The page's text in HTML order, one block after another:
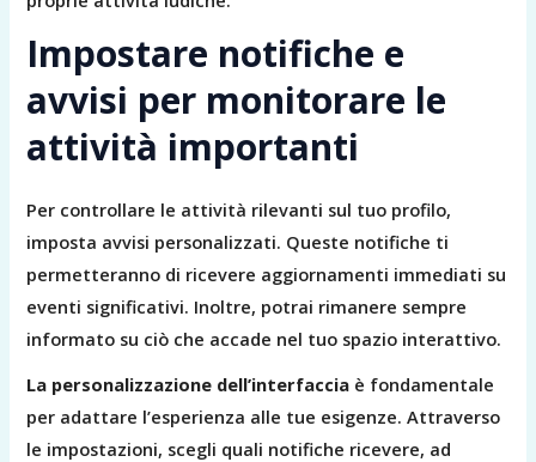
Impostare notifiche e
avvisi per monitorare le
attività importanti
Per controllare le attività rilevanti sul tuo profilo,
imposta avvisi personalizzati. Queste notifiche ti
permetteranno di ricevere aggiornamenti immediati su
eventi significativi. Inoltre, potrai rimanere sempre
informato su ciò che accade nel tuo spazio interattivo.
La personalizzazione dell’interfaccia è fondamentale
per adattare l’esperienza alle tue esigenze. Attraverso
le impostazioni, scegli quali notifiche ricevere, ad